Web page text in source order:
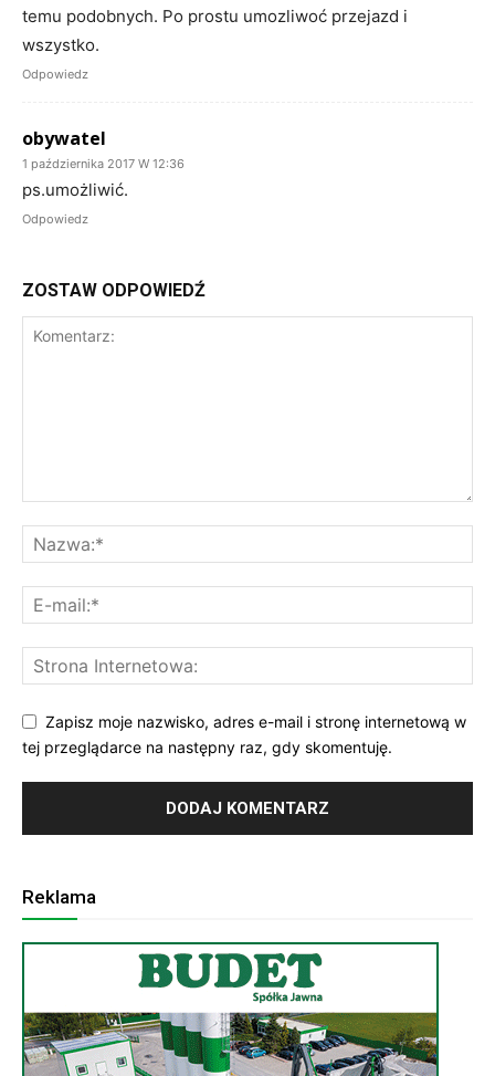
temu podobnych. Po prostu umozliwoć przejazd i
wszystko.
Odpowiedz
obywatel
1 października 2017 W 12:36
ps.umożliwić.
Odpowiedz
ZOSTAW ODPOWIEDŹ
Zapisz moje nazwisko, adres e-mail i stronę internetową w
tej przeglądarce na następny raz, gdy skomentuję.
Reklama